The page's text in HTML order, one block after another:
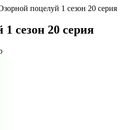
поцелуй 1 сезон 20 серия
сезон 20 серия